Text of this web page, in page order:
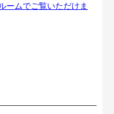
ームでご覧いただけま